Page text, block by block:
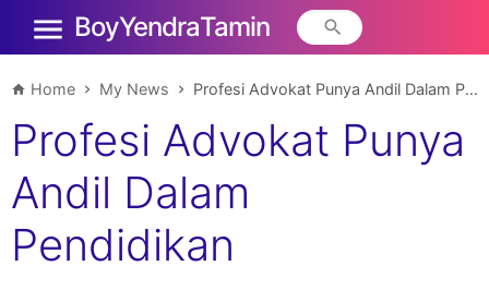
Boy Yendra Tamin
Home My News Profesi Advokat Punya Andil Dalam Pendidikan
Profesi Advokat Punya
Andil Dalam
Pendidikan